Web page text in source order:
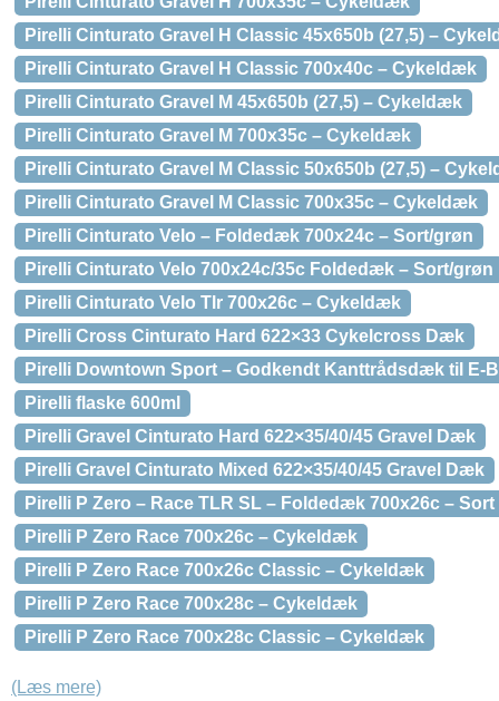
Pirelli Cinturato Gravel H Classic 45x650b (27,5) –
Pirelli Cinturato Gravel H Classic 700x40c – Cykeldæk
Pirelli Cinturato Gravel M 45x650b (27,5) – Cykeldæk
Pirelli Cinturato Gravel M 700x35c – Cykeldæk
Pirelli Cinturato Gravel M Classic 50x650b (27,5) –
Pirelli Cinturato Gravel M Classic 700x35c – Cykeldæk
Pirelli Cinturato Velo – Foldedæk 700x24c – Sort/grøn
Pirelli Cinturato Velo 700x24c/35c Foldedæk – Sort/grøn
Pirelli Cinturato Velo Tlr 700x26c – Cykeldæk
Pirelli Cross Cinturato Hard 622×33 Cykelcross Dæk
Pirelli Downtown Sport – Godkendt Kanttrådsdæk til E-
Pirelli flaske 600ml
Pirelli Gravel Cinturato Hard 622×35/40/45 Gravel Dæk
Pirelli Gravel Cinturato Mixed 622×35/40/45 Gravel Dæk
Pirelli P Zero – Race TLR SL – Foldedæk 700x26c – Sort
Pirelli P Zero Race 700x26c – Cykeldæk
Pirelli P Zero Race 700x26c Classic – Cykeldæk
Pirelli P Zero Race 700x28c – Cykeldæk
Pirelli P Zero Race 700x28c Classic – Cykeldæk
(Læs mere)